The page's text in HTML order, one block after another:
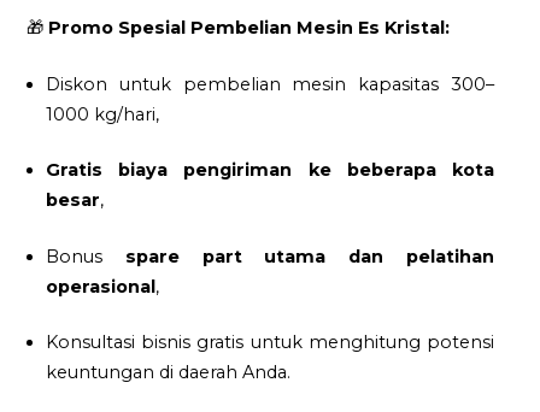
🎁 Promo Spesial Pembelian Mesin Es Kristal:
Diskon untuk pembelian mesin kapasitas 300–
1000 kg/hari,
Gratis biaya pengiriman ke beberapa kota
besar,
Bonus spare part utama dan pelatihan
operasional,
Konsultasi bisnis gratis untuk menghitung potensi
keuntungan di daerah Anda.